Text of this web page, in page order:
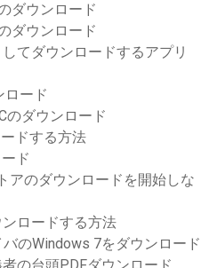
ダウンロード
ダウンロード
てダウンロードするアプリ
ロード
のダウンロード
ドする方法
ド
アのダウンロードを開始しな
ロードする方法
のWindows 7をダウンロード